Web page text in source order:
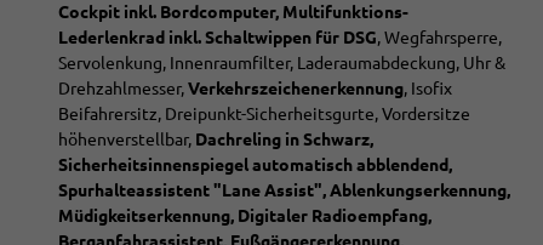
Cockpit inkl. Bordcomputer, Multifunktions-
Lederlenkrad inkl. Schaltwippen für DSG, Wegfahrsperre,
Servolenkung, Innenraumfilter, Laderaumabdeckung, Uhr &
Drehzahlmesser,Verkehrszeichenerkennung, Isofix
Beifahrersitz, Dreipunkt-Sicherheitsgurte, Vordersitze
höhenverstellbar, Dachreling in Schwarz,
Sicherheitsinnenspiegel automatisch abblendend,
Spurhalteassistent "Lane Assist", Ablenkungserkennung,
Müdigkeitserkennung, Digitaler Radioempfang,